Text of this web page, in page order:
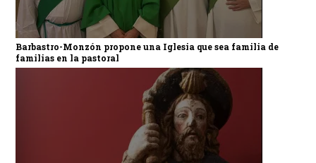
Barbastro-Monzón propone una Iglesia que sea familia de
familias en la pastoral